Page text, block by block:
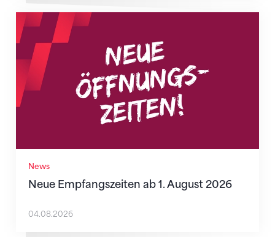
News
Neue Empfangszeiten ab 1. August 2026
Neue Empfangszeiten ab 1. August 2026
04.08.2026